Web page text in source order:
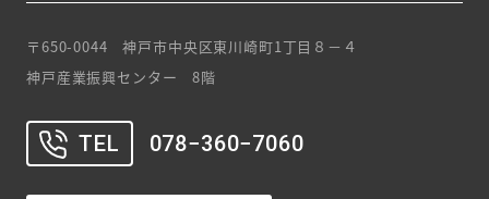
〒650-0044 神戸市中央区東川崎町1丁目８－４
神戸産業振興センター 8階
TEL 078−360−7060